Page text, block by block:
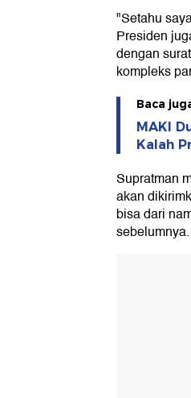
"Setahu
Presiden
dengan
kompleks
Baca
MAKI
Kalah
Supratman
akan
bisa dari
sebelumnya.